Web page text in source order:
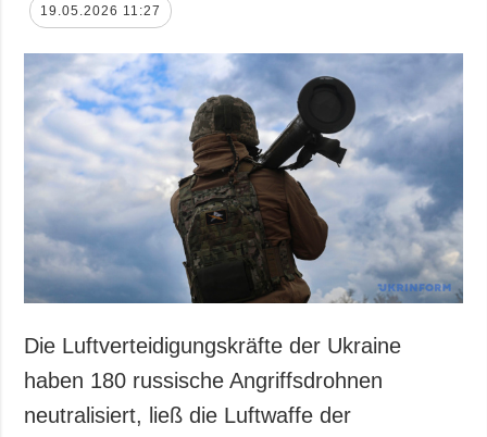
19.05.2026 11:27
Die Luftverteidigungskräfte der Ukraine
haben 180 russische Angriffsdrohnen
neutralisiert, ließ die Luftwaffe der